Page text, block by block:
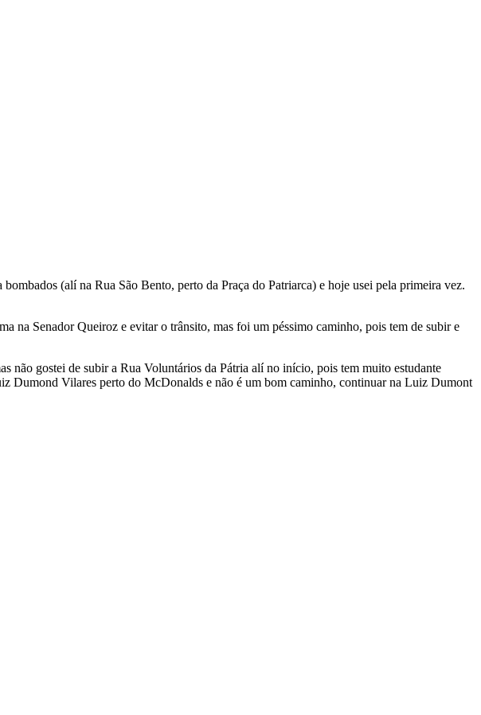
(alí na Rua São Bento, perto da Praça do Patriarca) e hoje usei pela primeira vez.
na Senador Queiroz e evitar o trânsito, mas foi um péssimo caminho, pois tem de subir e
não gostei de subir a Rua Voluntários da Pátria alí no início, pois tem muito estudante
Dumond Vilares perto do McDonalds e não é um bom caminho, continuar na Luiz Dumont